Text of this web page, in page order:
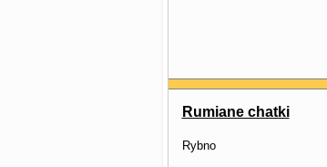
Rumiane chatki
Rybno